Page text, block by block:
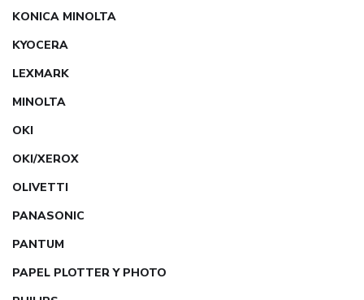
KONICA MINOLTA
KYOCERA
LEXMARK
MINOLTA
OKI
OKI/XEROX
OLIVETTI
PANASONIC
PANTUM
PAPEL PLOTTER Y PHOTO